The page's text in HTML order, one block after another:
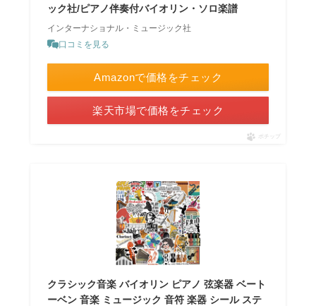
ック社/ピアノ伴奏付バイオリン・ソロ楽譜
インターナショナル・ミュージック社
口コミを見る
Amazonで価格をチェック
楽天市場で価格をチェック
ポチップ
クラシック音楽 バイオリン ピアノ 弦楽器 ベート
ーベン 音楽 ミュージック 音符 楽器 シール ステ